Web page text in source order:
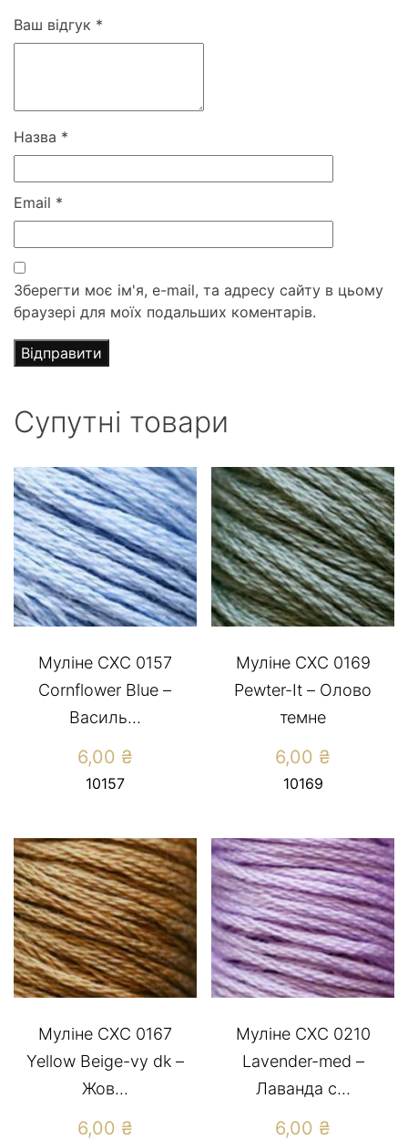
Ваш відгук *
Назва *
Email *
Зберегти моє ім'я, e-mail, та адресу сайту в цьому
браузері для моїх подальших коментарів.
Супутні товари
Муліне СХС 0157
Cornflower Blue –
Василь...
6,00 ₴
10157
Муліне СХС 0169
Pewter-It – Олово
темне
6,00 ₴
10169
Муліне СХС 0167
Yellow Beige-vy dk –
Жов...
6,00 ₴
Муліне СХС 0210
Lavender-med –
Лаванда с...
6,00 ₴